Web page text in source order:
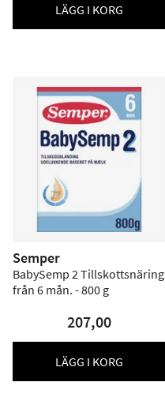
LÄGG I KORG
Semper
BabySemp 2 Tillskottsnäring
från 6 mån. - 800 g
207,00
LÄGG I KORG